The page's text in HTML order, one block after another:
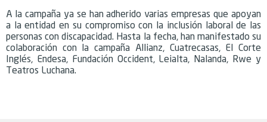
A la campaña ya se han adherido varias empresas que apoyan
a la entidad en su compromiso con la inclusión laboral de las
personas con discapacidad. Hasta la fecha, han manifestado su
colaboración con la campaña Allianz, Cuatrecasas, El Corte
Inglés, Endesa, Fundación Occident, Leialta, Nalanda, Rwe y
Teatros Luchana.